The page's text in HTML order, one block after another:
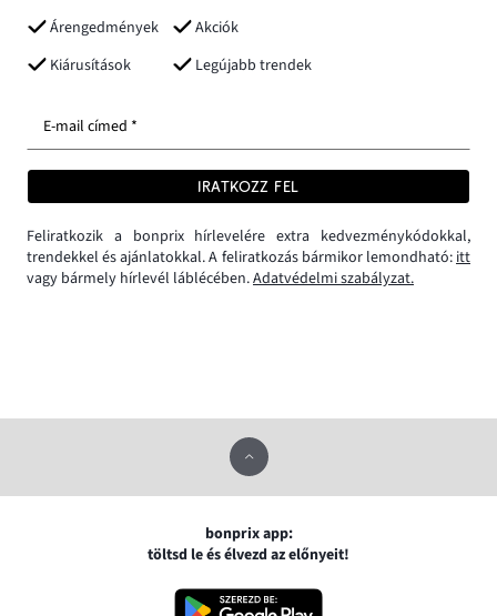
Árengedmények
Akciók
Kiárusítások
Legújabb trendek
E-mail címed *
IRATKOZZ FEL
Feliratkozik a bonprix hírlevelére extra kedvezménykódokkal,
trendekkel és ajánlatokkal. A feliratkozás bármikor lemondható:itt
vagy bármely hírlevél láblécében.Adatvédelmi szabályzat.
bonprix app:
töltsd le és élvezd az előnyeit!